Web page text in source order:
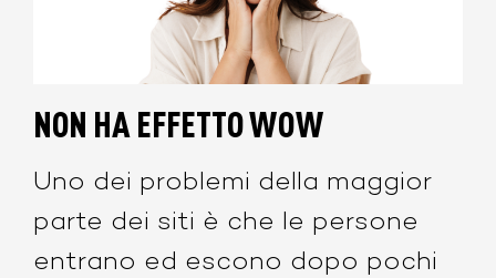
NON HA EFFETTO WOW
Uno dei problemi della maggior
parte dei siti è che le persone
entrano ed escono dopo pochi